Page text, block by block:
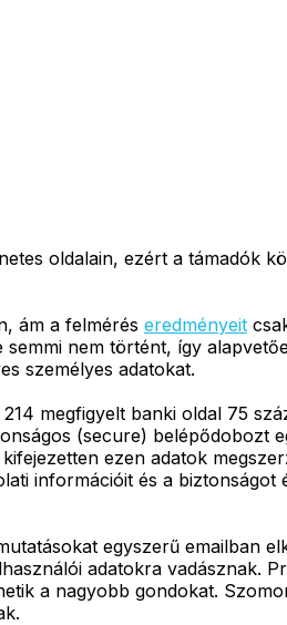
oldalain, ezért a támadók
ám a felmérés eredményeit
nem történt, így
személyes adatokat.
megfigyelt banki oldal 75
(secure) belépődobozt
ezen adatok
információit és a
egyszerű emailban
adatokra vadásznak.
a nagyobb gondokat.